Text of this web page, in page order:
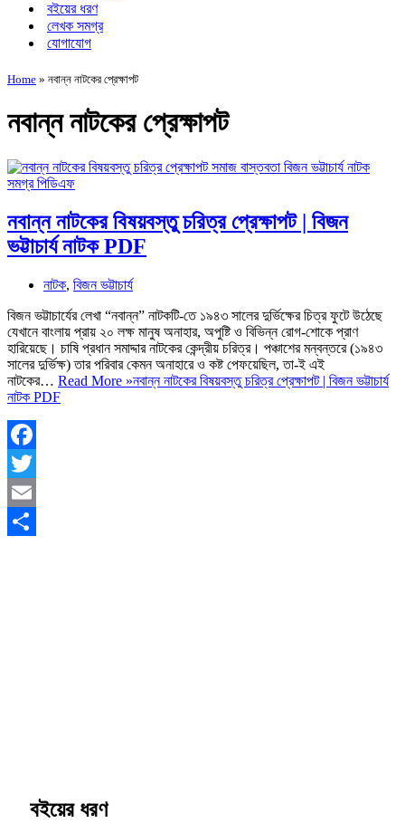
বইয়ের ধরণ
লেখক সমগ্র
যোগাযোগ
Home » নবান্ন নাটকের প্রেক্ষাপট
নবান্ন নাটকের প্রেক্ষাপট
নবান্ন নাটকের বিষয়বস্তু চরিত্র প্রেক্ষাপট | বিজন
ভট্টাচার্য নাটক PDF
নাটক, বিজন ভট্টাচার্য
বিজন ভট্টাচার্যের লেখা “নবান্ন” নাটকটি-তে ১৯৪৩ সালের দুর্ভিক্ষের চিত্র ফুটে উঠেছে
যেখানে বাংলায় প্রায় ২০ লক্ষ মানুষ অনাহার, অপুষ্টি ও বিভিন্ন রোগ-শোকে প্রাণ
হারিয়েছে। চাষি প্রধান সমাদ্দার নাটকের কেন্দ্রীয় চরিত্র। পঞ্চাশের মন্বন্তরে (১৯৪৩
সালের দুর্ভিক্ষ) তার পরিবার কেমন অনাহারে ও কষ্ট পেফয়েছিল, তা-ই এই
নাটকের… Read More »নবান্ন নাটকের বিষয়বস্তু চরিত্র প্রেক্ষাপট | বিজন ভট্টাচার্য
নাটক PDF
Facebook
Twitter
Email
বইয়ের ধরণ